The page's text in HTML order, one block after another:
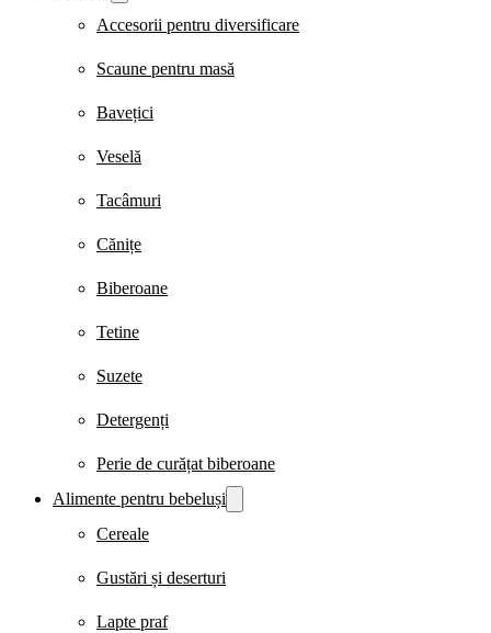
Accesorii pentru diversificare
Scaune pentru masă
Bavețici
Veselă
Tacâmuri
Cănițe
Biberoane
Tetine
Suzete
Detergenți
Perie de curățat biberoane
Alimente pentru bebeluși
Cereale
Gustări și deserturi
Lapte praf